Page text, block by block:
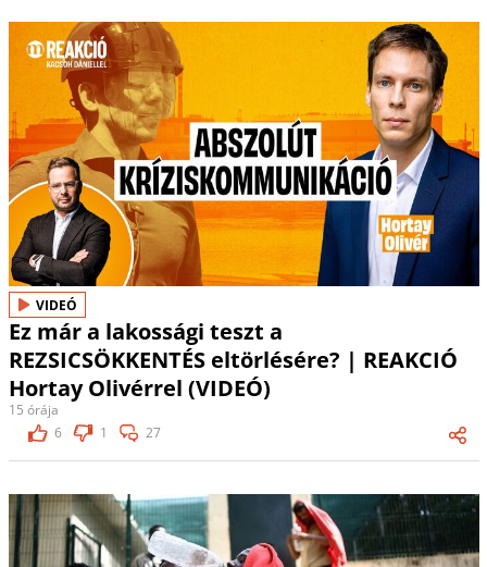
VIDEÓ
Ez már a lakossági teszt a
REZSICSÖKKENTÉS eltörlésére? | REAKCIÓ
Hortay Olivérrel (VIDEÓ)
15 órája
6
1 27